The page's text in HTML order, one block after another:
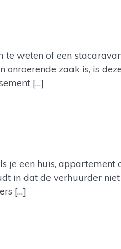
weten of een
zaak is, is
[…]
je een huis,
in dat de verhuurder
[…]